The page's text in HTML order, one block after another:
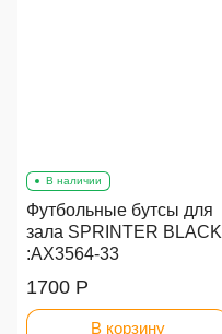
В наличии
Футбольные бутсы для
зала SPRINTER BLACK
:AX3564-33
1700 Р
В корзину